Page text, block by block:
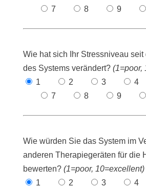
7
8 9
Wie hat sich Ihr Stressniveau seit
des Systems verändert? (1=poor,
1
2 3 4
7
8 9
Wie würden Sie das System im
anderen Therapiegeräten für die
bewerten? (1=poor, 10=excellent)
1
2 3 4